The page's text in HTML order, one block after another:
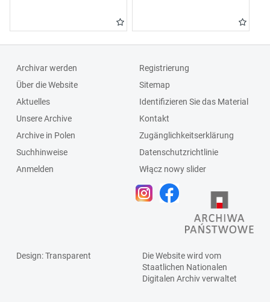
Archivar werden
Über die Website
Aktuelles
Unsere Archive
Archive in Polen
Suchhinweise
Anmelden
Registrierung
Sitemap
Identifizieren Sie das Material
Kontakt
Zugänglichkeitserklärung
Datenschutzrichtlinie
Włącz nowy slider
Design: Transparent
Die Website wird vom
Staatlichen Nationalen
Digitalen Archivverwaltet